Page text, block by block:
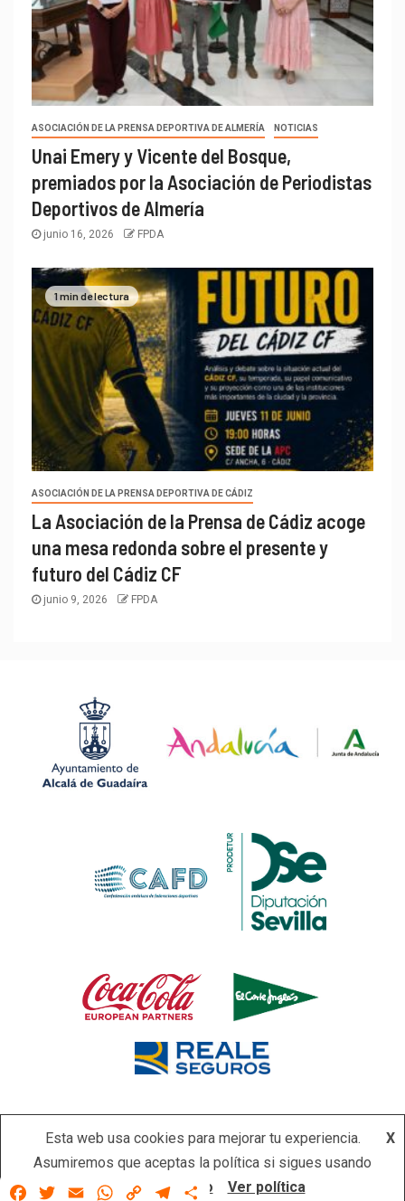
ASOCIACIÓN DE LA PRENSA DEPORTIVA DE ALMERÍA NOTICIAS
Unai Emery y Vicente del Bosque,
premiados por la Asociación de Periodistas
Deportivos de Almería
junio 16, 2026 FPDA
1 min de lectura
ASOCIACIÓN DE LA PRENSA DEPORTIVA DE CÁDIZ
La Asociación de la Prensa de Cádiz acoge
una mesa redonda sobre el presente y
futuro del Cádiz CF
junio 9, 2026 FPDA
Copyright © Todos los derechos reservados.|Newsever
AF themes.
FacebookTwitterEmail WhatsApp
Copy
TelegramCompartir
Esta web usa cookies para mejorar tu experiencia.
Asumiremos que aceptas la política si sigues usando
este sitio.
X
Acepto Ver política